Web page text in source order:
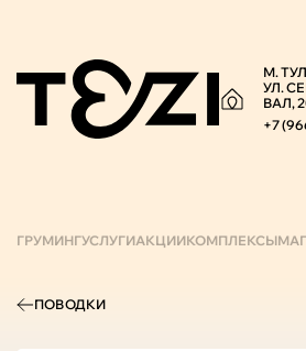
М.
УЛ.
ВАЛ,
+7
ГРУМИНГУСЛУГИАКЦИИКОМПЛЕКСЫ
ПОВОДКИ